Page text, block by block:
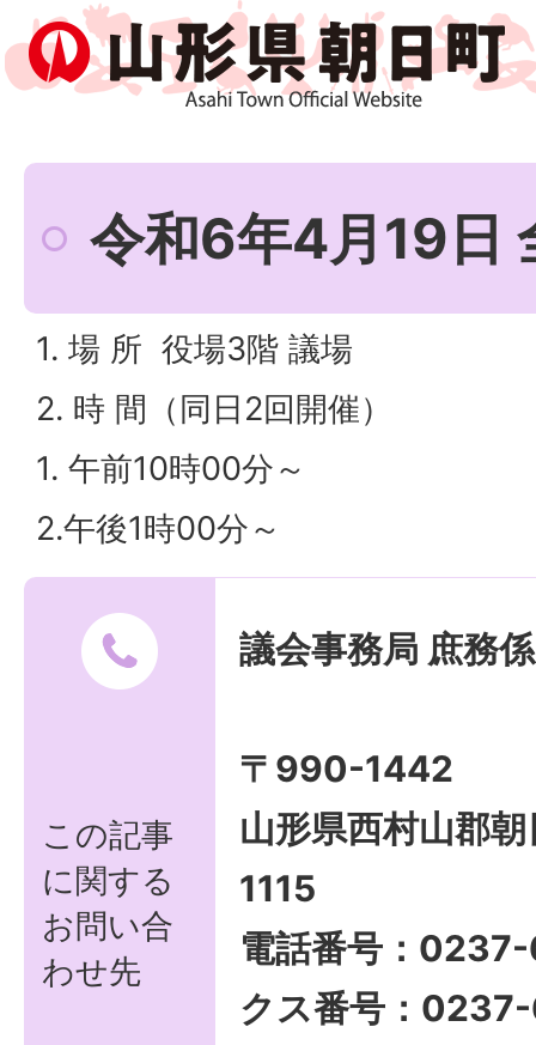
令和6年4月19日
1. 場 所 役場3階 議場
2. 時 間（同日2回開催）
1. 午前10時00分～
2.午後1時00分～
この記事
に関する
お問い合
わせ先
議会事務局 庶務係
〒990-1442
山形県西村山郡
1115
電話番号：
クス番号：